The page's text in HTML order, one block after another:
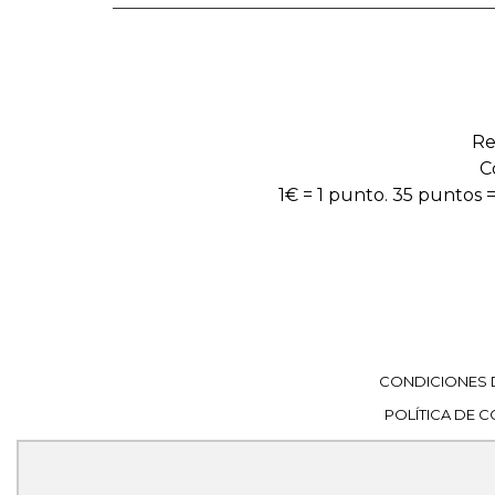
1€ = 1 punto. 35 puntos
CONDICIONES
POLÍTICA DE